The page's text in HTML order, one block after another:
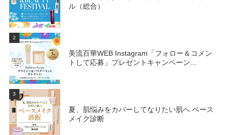
エスティ ローダー サボン
ル（総合）
2
美流百華WEB Instagram「フォロー＆コメン
トして応募」プレゼントキャンペーン...
3
夏、肌悩みをカバーしてなりたい肌へ ベース
メイク診断